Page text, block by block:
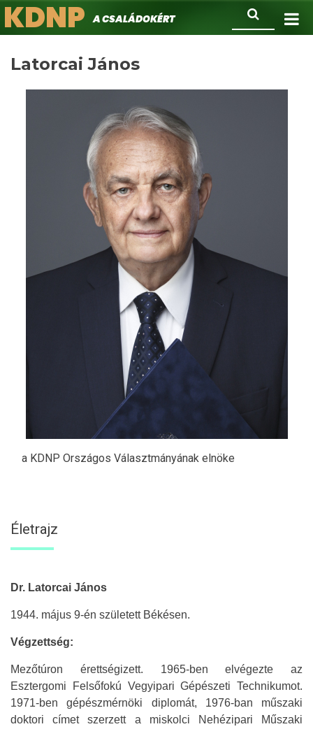
Ugrás
a
Keresés
KDNPA családokért.
Latorcai János
a KDNP Országos Választmányának elnöke
Életrajz
Dr. Latorcai János
1944. május 9-én született Békésen.
Végzettség:
Mezőtúron érettségizett. 1965-ben elvégezte az
Esztergomi Felsőfokú Vegyipari Gépészeti Technikumot.
1971-ben gépészmérnöki diplomát, 1976-ban műszaki
doktori címet szerzett a miskolci Nehézipari Műszaki